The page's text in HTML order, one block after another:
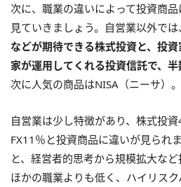
次に、職業の違いによって投資商
見ていきましょう。自営業以外では、
などが期待できる株式投資と、投
家が運用してくれる投資信託で、
次に人気の商品はNISA（ニーサ）。
自営業は少し特徴があり、株式投資
FX11％と投資商品に違いが見られ
と、経営者的思考から規模拡大な
ほかの職業よりも低く、ハイリス